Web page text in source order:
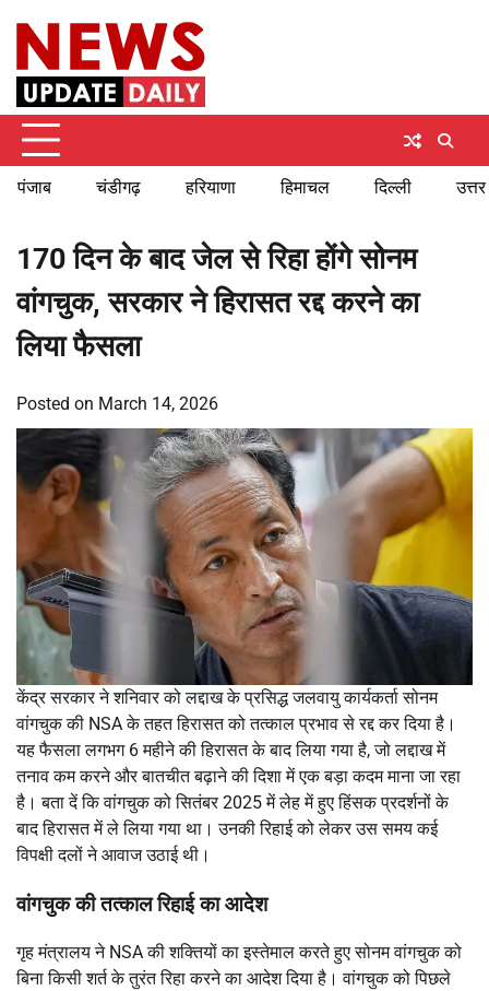
content
पंजाब चंडीगढ़ हरियाणा हिमाचल दिल्ली
170 दिन के बाद जेल से रिहा होंगे सोनम
वांगचुक, सरकार ने हिरासत रद्द करने का
लिया फैसला
Posted on March 14, 2026
केंद्र सरकार ने शनिवार को लद्दाख के प्रसिद्ध जलवायु कार्यकर्ता सोनम
वांगचुक की NSA के तहत हिरासत को तत्काल प्रभाव से रद्द कर दिया है।
यह फैसला लगभग 6 महीने की हिरासत के बाद लिया गया है, जो लद्दाख में
तनाव कम करने और बातचीत बढ़ाने की दिशा में एक बड़ा कदम माना जा रहा
है। बता दें कि वांगचुक को सितंबर 2025 में लेह में हुए हिंसक प्रदर्शनों के
बाद हिरासत में ले लिया गया था। उनकी रिहाई को लेकर उस समय कई
विपक्षी दलों ने आवाज उठाई थी।
वांगचुक की तत्काल रिहाई का आदेश
गृह मंत्रालय ने NSA की शक्तियों का इस्तेमाल करते हुए सोनम वांगचुक को
बिना किसी शर्त के तुरंत रिहा करने का आदेश दिया है। वांगचुक को पिछले